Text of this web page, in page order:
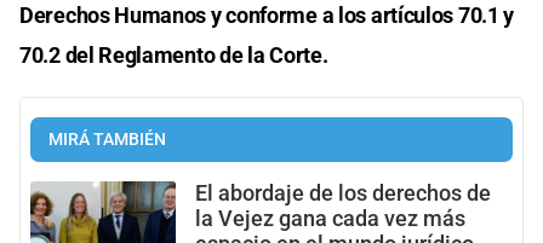
Derechos Humanos y conforme a los artículos 70.1 y
70.2 del Reglamento de la Corte.
MIRÁ TAMBIÉN
El abordaje de los derechos de
la Vejez gana cada vez más